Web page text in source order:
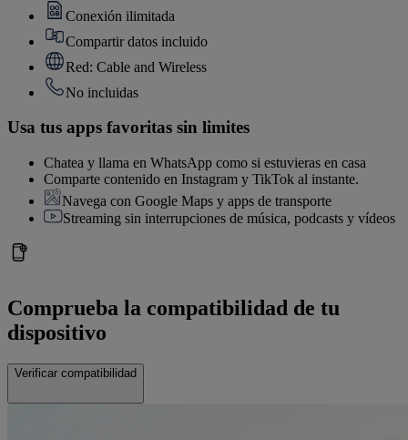
Conexión ilimitada
Compartir datos incluido
Red: Cable and Wireless
No incluidas
Usa tus apps favoritas sin limites
Chatea y llama en WhatsApp como si estuvieras en casa
Comparte contenido en Instagram y TikTok al instante.
Navega con Google Maps y apps de transporte
Streaming sin interrupciones de música, podcasts y vídeos
Comprueba la compatibilidad de tu
dispositivo
Verificar compatibilidad